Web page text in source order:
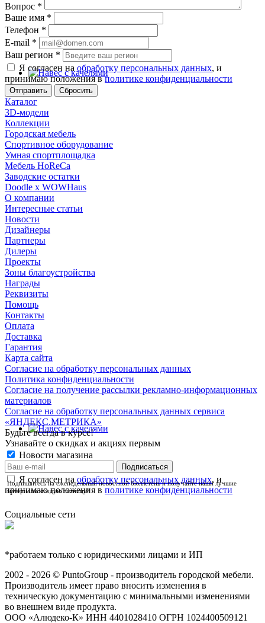
Вопрос *
Ваше имя *
Телефон *
E-mail *
Ваш регион *
Я согласен на обработку персональных данных, и
принимаю положения вполитике конфиденциальности
Сбросить
Каталог
3D-модели
Коллекции
Городская мебель
Спортивное оборудование
Умная спортплощадка
Мебель HoReCa
Заводские остатки
Doodle x WOWHaus
О компании
Интересные статьи
Новости
Дизайнеры
Партнеры
Дилеры
Проекты
Зоны благоустройства
Награды
Реквизиты
Помощь
Контакты
Оплата
Доставка
Гарантия
Карта сайта
Согласие на обработку персональных данных
Политика конфиденциальности
Согласие на получение рассылки рекламно-информационных
материалов
Согласие на обработку персональных данных сервиса
«ЯНДЕКС.МЕТРИКА»
Будьте всегда в курсе!
Узнавайте о скидках и акциях первым
Новости магазина
Я согласен на обработку персональных данных, и
принимаю положения в политике конфиденциальности
Подпишитесь на еженедельный новостной бюллетень и получайте наши лучшие
материалы каждую пятницу!
Социальные сети
*работаем только с юридическими лицами и ИП
2002 - 2026 © PuntoGroup - производитель городской мебели.
Производитель имеет право вносить изменения в
техническую документацию с минимальными изменениями
во внешнем виде продукта.
ООО «Алюдеко-К» ИНН 4401028410 ОГРН 1024400509121